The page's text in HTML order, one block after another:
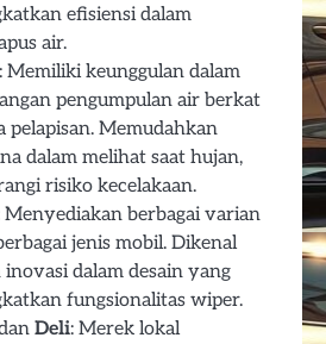
efisiensi dalam
air.
: Memiliki keunggulan dalam
pengumpulan air berkat
pelapisan. Memudahkan
dalam melihat saat hujan,
risiko kecelakaan.
Menyediakan berbagai varian
jenis mobil. Dikenal
inovasi dalam desain yang
fungsionalitas wiper.
Deli: Merek lokal